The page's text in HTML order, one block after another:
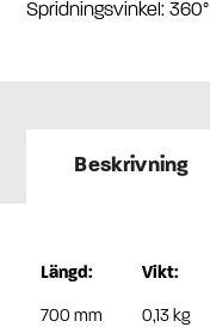
Spridningsvinkel: 360°
Beskrivning
Längd: Vikt:
700 mm 0,13 kg